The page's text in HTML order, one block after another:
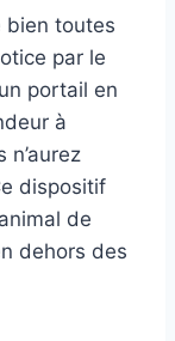
bien toutes
par le
portail en
à
dispositif
de
dehors des